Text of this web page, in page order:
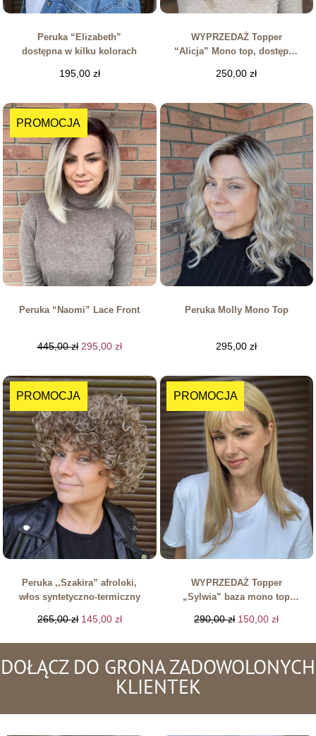
Peruka “Elizabeth”
dostępna w kilku kolorach
195,00 zł
WYPRZEDAŻ Topper
“Alicja” Mono top, dostępny
250,00zł
PROMOCJA
Peruka “Naomi” Lace Front
445,00zł 295,00 zł
Peruka Molly Mono Top
295,00zł
PROMOCJA
Peruka ,,Szakira” afroloki,
włos syntetyczno-termiczny
265,00zł 145,00 zł
PROMOCJA
WYPRZEDAŻ Topper
„Sylwia” baza mono top
290,00zł 150,00zł
DOŁĄCZ DO GRONA ZADOWOLONYCH
KLIENTEK